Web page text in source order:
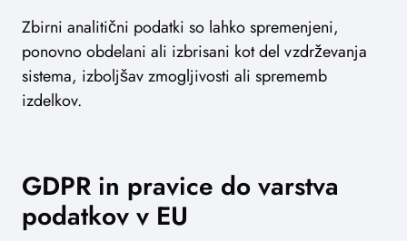
Zbirni analitični podatki so lahko spremenjeni,
ponovno obdelani ali izbrisani kot del vzdrževanja
sistema, izboljšav zmogljivosti ali sprememb
izdelkov.
GDPR in pravice do varstva
podatkov v EU